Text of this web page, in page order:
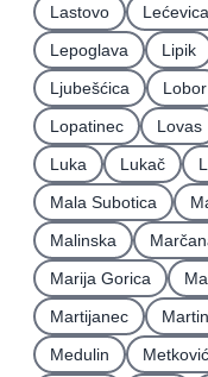
Lastovo
Lećevica
Lepoglava
Lipik
Ljubešćica
Lobor
Lopatinec
Lovas
Luka
Lukač
Mala Subotica
Malinska
Marija Gorica
Martijanec
Medulin
Metković